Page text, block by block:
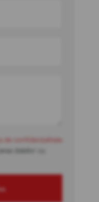
de confidențialitate
datelor cu